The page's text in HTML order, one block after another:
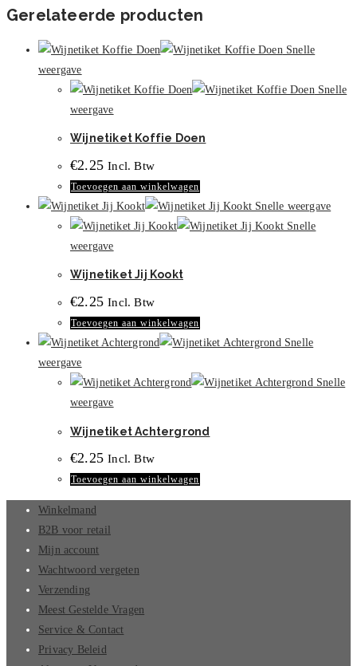
Gerelateerde producten
Snelle
weergave
Snelle
weergave
Wijnetiket Koffie Doen
€2.25 Incl. Btw
Toevoegen aan winkelwagen
Snelle weergave
Snelle
weergave
Wijnetiket Jij Kookt
€2.25 Incl. Btw
Toevoegen aan winkelwagen
Snelle
weergave
Snelle
weergave
Wijnetiket Achtergrond
€2.25 Incl. Btw
Toevoegen aan winkelwagen
Winkelmand
B2B voor retail
Mijn account
Wachtwoord vergeten
Verzending
Meest Gestelde Vragen
Service & Contact
Privacy Beleid